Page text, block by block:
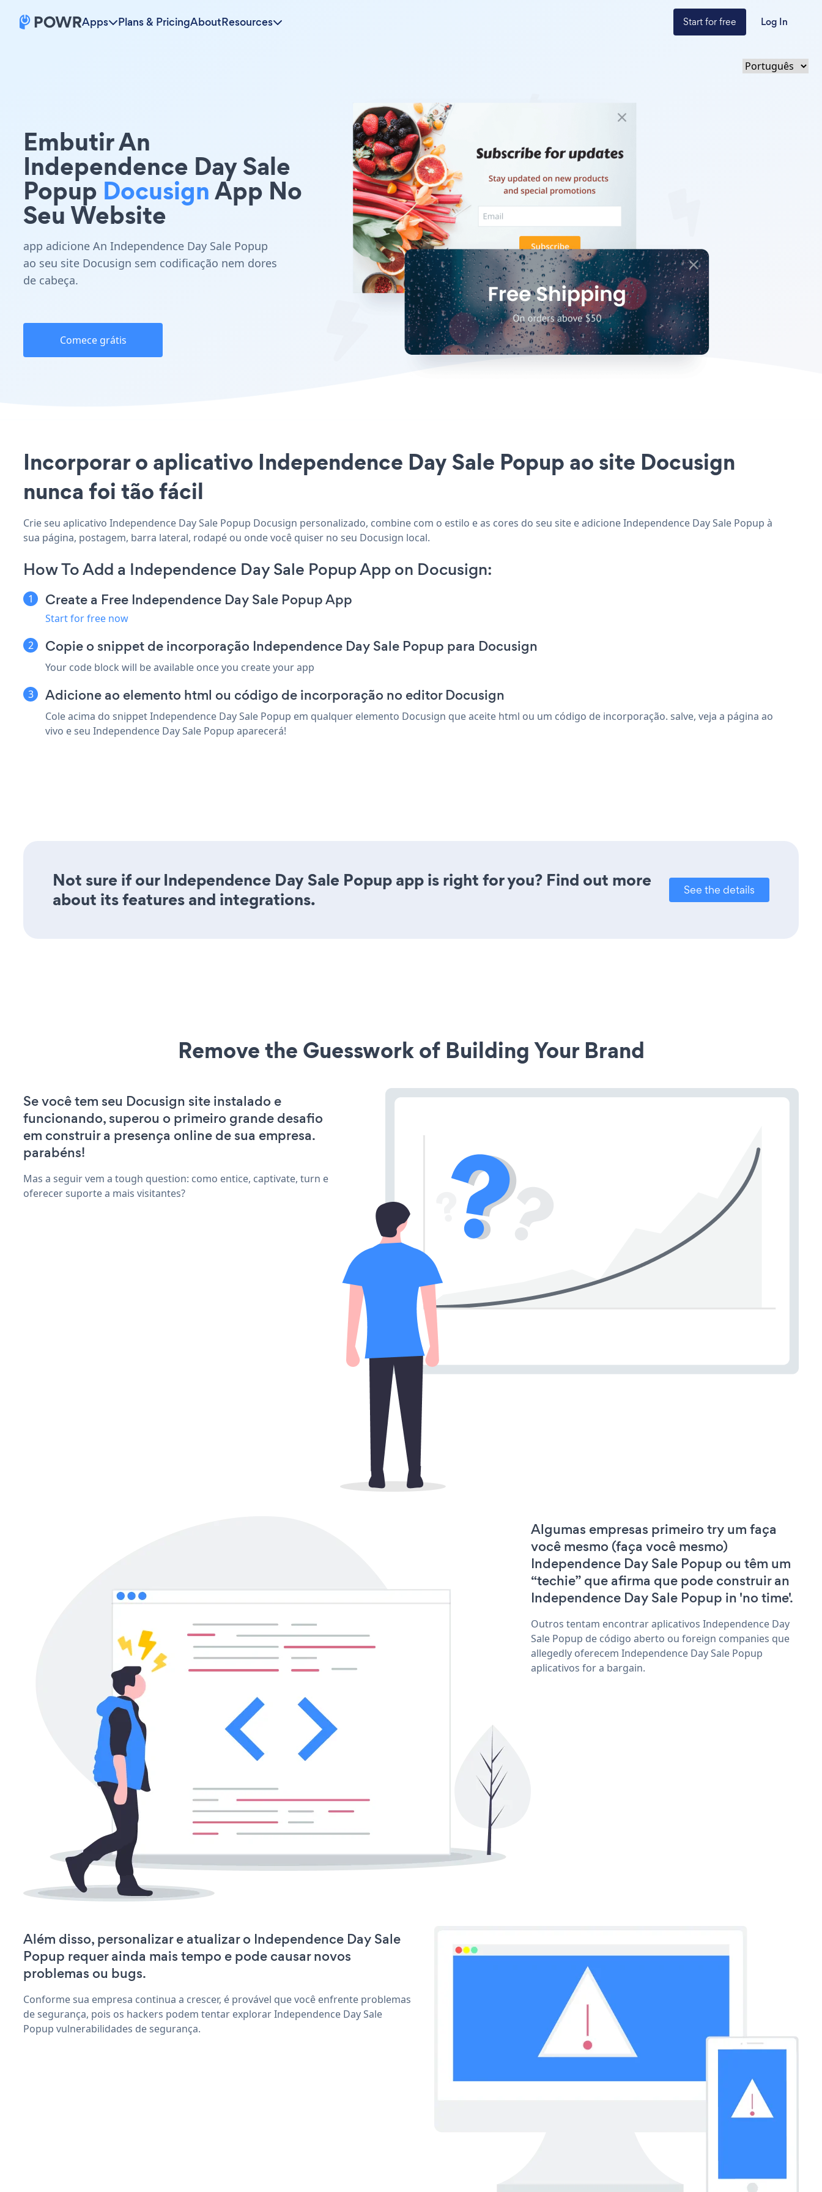
Apps Plans & PricingAboutResources Start for free Log In
Embutir An
Independence Day Sale
Popup DocusignApp No
Seu Website
app adicione An Independence Day Sale Popup
ao seu site Docusign sem codificação nem dores
de cabeça.
Comece grátis
Incorporar o aplicativo Independence Day Sale Popup ao site Docusign
nunca foi tão fácil
Crie seu aplicativo Independence Day Sale Popup Docusign personalizado, combine com o estilo e as cores do seu site e adicione Independence Day Sale Popup à
sua página, postagem, barra lateral, rodapé ou onde você quiser no seu Docusign local.
How To Add a Independence Day Sale Popup App on Docusign:
Create a Free Independence Day Sale Popup App
Start for free now
Copie o snippet de incorporação Independence Day Sale Popup para Docusign
Your code block will be available once you create your app
Adicione ao elemento html ou código de incorporação no editor Docusign
Cole acima do snippet Independence Day Sale Popup em qualquer elemento Docusign que aceite html ou um código de incorporação. salve, veja a página ao
vivo e seu Independence Day Sale Popup aparecerá!
Not sure if our Independence Day Sale Popup app is right for you? Find out more
about its features and integrations.
See the details
Remove the Guesswork of Building Your Brand
Se você tem seu Docusign site instalado e
funcionando, superou o primeiro grande desafio
em construir a presença online de sua empresa.
parabéns!
Mas a seguir vem a tough question: como entice, captivate, turn e
oferecer suporte a mais visitantes?
Algumas empresas primeiro try um faça
você mesmo (faça você mesmo)
Independence Day Sale Popup ou têm um
“techie” que afirma que pode construir an
Independence Day Sale Popup in 'no time'.
Outros tentam encontrar aplicativos Independence Day
Sale Popup de código aberto ou foreign companies que
allegedly oferecem Independence Day Sale Popup
aplicativos for a bargain.
Além disso, personalizar e atualizar o Independence Day Sale
Popup requer ainda mais tempo e pode causar novos
problemas ou bugs.
Conforme sua empresa continua a crescer, é provável que você enfrente problemas
de segurança, pois os hackers podem tentar explorar Independence Day Sale
Popup vulnerabilidades de segurança.